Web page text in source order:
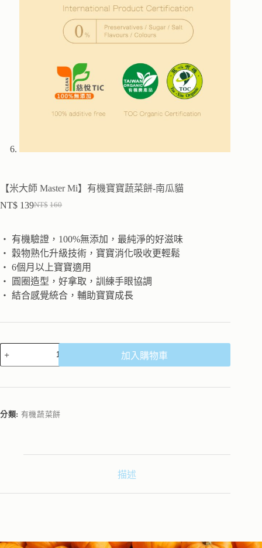
【米大師 Master Mi】有機寶寶蔬菜餅-南瓜貓
NT$ 160
NT$ 139
‧ 有機驗證，100%無添加，最純淨的好滋味
‧ 穀物熟化升級技術，寶寶消化吸收更輕鬆
‧ 6個月以上寶寶適用
‧ 圓圈造型，好拿取，訓練手眼協調
‧ 結合感覺統合，輔助寶寶成長
加入購物車
分類: 有機蔬菜餅
描述